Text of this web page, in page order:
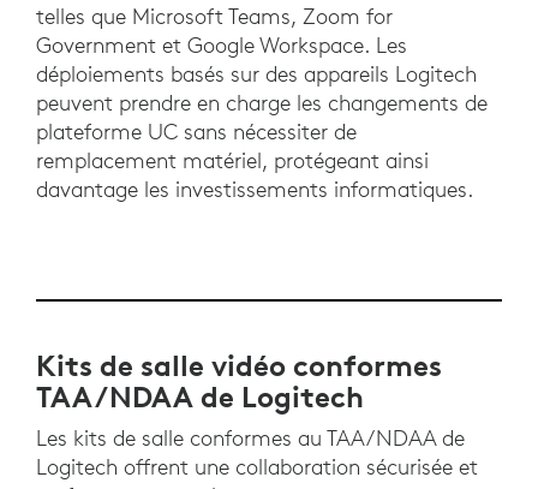
telles que Microsoft Teams, Zoom for
Government et Google Workspace. Les
déploiements basés sur des appareils Logitech
peuvent prendre en charge les changements de
plateforme UC sans nécessiter de
remplacement matériel, protégeant ainsi
davantage les investissements informatiques.
Kits de salle vidéo conformes
TAA/NDAA de Logitech
Les kits de salle conformes au TAA/NDAA de
Logitech offrent une collaboration sécurisée et